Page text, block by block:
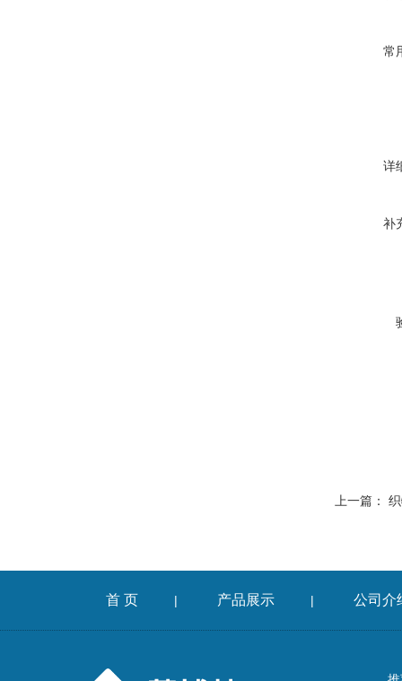
常
详
补
上一篇：
首 页 | 产品展示 | 公司介